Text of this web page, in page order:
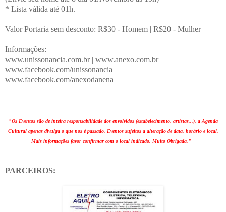
* Lista válida até 01h.
Valor Portaria sem desconto: R$30 - Homem | R$20 - Mulher
Informações:
www.unissonancia.com.br | www.anexo.com.br
www.facebook.com/unissonancia |
www.facebook.com/anexodanena
"Os Eventos são de inteira responsabilidade dos envolvidos (estabelecimento, artistas...), a Agenda
Cultural apenas divulga o que nos é passado. Eventos sujeitos a alteração de data, horário e local.
Mais informações favor confirmar com o local indicado. Muito Obrigada."
PARCEIROS: